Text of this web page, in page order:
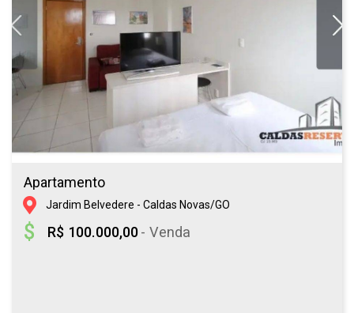
Apartamento
Jardim Belvedere - Caldas Novas/GO
R$ 100.000,00- Venda